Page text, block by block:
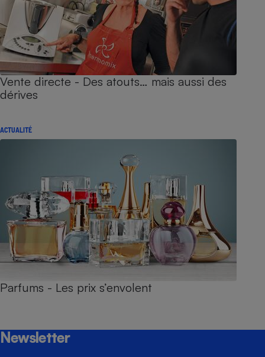
Vente directe - Des atouts… mais aussi des
dérives
ACTUALITÉ
Parfums - Les prix s’envolent
Newsletter